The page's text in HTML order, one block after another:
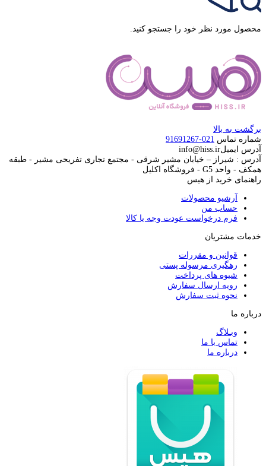
محصول مورد نظر خود را جستجو کنید.
برگشت به بالا
شماره تماس 021-91691267
آدرس ایمیلinfo@hiss.ir
آدرس : شیراز – خیابان مشیر شرقی - مجتمع تجاری تفریحی مشیر - طبقه
همکف - واحد G5 - فروشگاه اکلیل
راهنمای خرید از هیس
آرشیو محصولات
حساب من
فرم درخواست عودت وجه یا کالا
خدمات مشتریان
قوانین و مقررات
رهگیری مرسوله پستی
شیوه های پرداخت
رویه ارسال سفارش
نحوه ثبت سفارش
درباره ما
وبـلاگ
تماس با ما
درباره ما